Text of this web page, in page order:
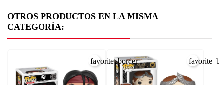
OTROS PRODUCTOS EN LA MISMA
CATEGORÍA:
favorite_border
AÑADIR A LA LISTA DE DESEOS
CREAR LISTA DE DESEOS
Nombre de la lista de deseos
INICIAR SESIÓN
Debe iniciar sesión para guardar productos en su lista de deseos.